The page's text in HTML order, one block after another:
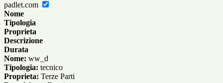
padlet.com
Nome
Tipologia
Proprieta
Descrizione
Durata
Nome: ww_d
Tipologia: tecnico
Proprieta: Terze Parti